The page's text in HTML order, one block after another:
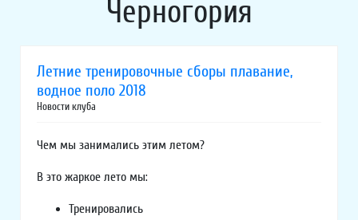
Черногория
Летние тренировочные сборы плавание,
водное поло 2018
Новости клуба
Чем мы занимались этим летом?
В это жаркое лето мы:
Тренировались